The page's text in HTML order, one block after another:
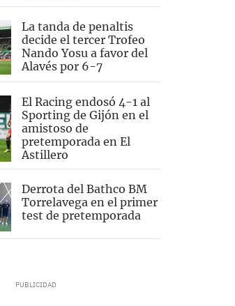
La tanda de penaltis
decide el tercer Trofeo
Nando Yosu a favor del
Alavés por 6-7
El Racing endosó 4-1 al
Sporting de Gijón en el
amistoso de
pretemporada en El
Astillero
Derrota del Bathco BM
Torrelavega en el primer
test de pretemporada